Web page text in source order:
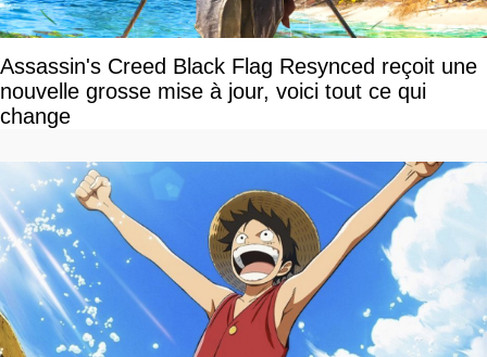
Assassin's Creed Black Flag Resynced reçoit une
nouvelle grosse mise à jour, voici tout ce qui
change